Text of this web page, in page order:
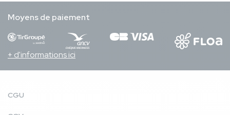
Moyens de paiement
+ d'informations ici
CGU